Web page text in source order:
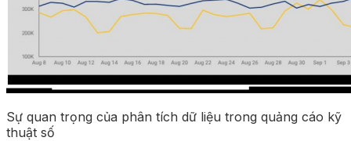
Sự quan trọng của phân tích dữ liệu trong quảng cáo kỹ
thuật số